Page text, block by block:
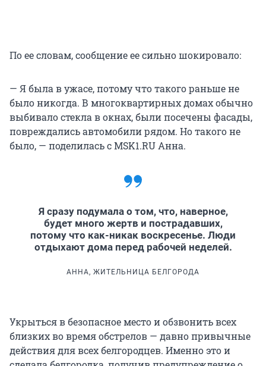
По ее словам, сообщение ее сильно шокировало:
— Я была в ужасе, потому что такого раньше не
было никогда. В многоквартирных домах обычно
выбивало стекла в окнах, были посечены фасады,
повреждались автомобили рядом. Но такого не
было, — поделилась с MSK1.RU Анна.
Я сразу подумала о том, что, наверное,
будет много жертв и пострадавших,
потому что как-никак воскресенье. Люди
отдыхают дома перед рабочей неделей.
АННА, ЖИТЕЛЬНИЦА БЕЛГОРОДА
Укрыться в безопасное место и обзвонить всех
близких во время обстрелов — давно привычные
действия для всех белгородцев. Именно это и